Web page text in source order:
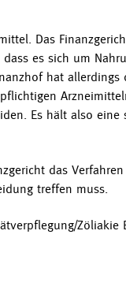
Das
es sich um
hat
Es hält also
das
treffen muss.